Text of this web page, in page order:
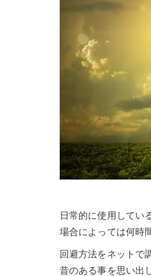
日常的に使用してい
場合によっては何時
回避方法をネットで
昔のある事を思い出